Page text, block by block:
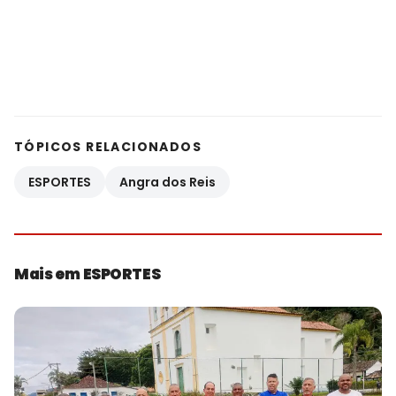
TÓPICOS RELACIONADOS
ESPORTES
Angra dos Reis
Mais em ESPORTES